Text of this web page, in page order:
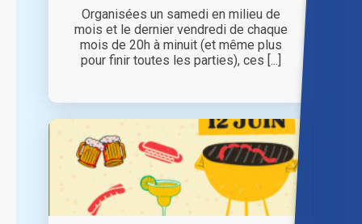
Organisées un samedi en milieu de
mois et le dernier vendredi de chaque
mois de 20h à minuit (et même plus
pour finir toutes les parties), ces [...]